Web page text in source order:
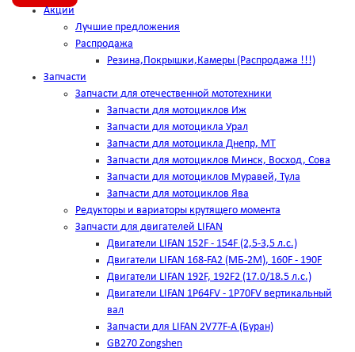
Акции
Лучшие предложения
Распродажа
Резина,Покрышки,Камеры (Распродажа !!!)
Запчасти
Запчасти для отечественной мототехники
Запчасти для мотоциклов Иж
Запчасти для мотоцикла Урал
Запчасти для мотоцикла Днепр, МТ
Запчасти для мотоциклов Минск, Восход, Сова
Запчасти для мотоциклов Муравей, Тула
Запчасти для мотоциклов Ява
Редукторы и вариаторы крутящего момента
Запчасти для двигателей LIFAN
Двигатели LIFAN 152F - 154F (2,5-3,5 л.с.)
Двигатели LIFAN 168-FA2 (МБ-2М), 160F - 190F
Двигатели LIFAN 192F, 192F2 (17.0/18.5 л.с.)
Двигатели LIFAN 1Р64FV - 1Р70FV вертикальный
вал
Запчасти для LIFAN 2V77F-A (Буран)
GB270 Zongshen